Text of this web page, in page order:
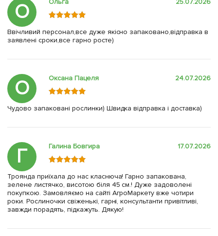
О Ольга 25.07.2026
Ввічливий персонал,все дуже якісно запаковано,відправка в
заявлені сроки,все гарно росте)
О Оксана Пацеля 24.07.2026
Чудово запаковані рослинки) Швидка відправка і доставка)
Г Галина Бовгира 17.07.2026
Троянда приїхала до нас класнюча! Гарно запакована,
зелене листячко, висотою біля 45 см.! Дуже задоволені
покупкою. Замовляємо на сайті АгроМаркету вже чотири
роки. Рослиночки свіженькі, гарні, консультанти привітливі,
завжди порадять, підкажуть. Дякую!